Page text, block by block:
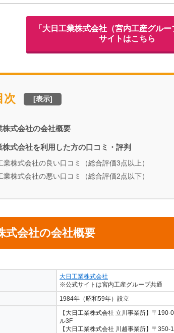
「大日工業株式会社（宮内工産グル
サイトはこちら
次 [表示]
株式会社の会社概要
株式会社を利用した方の口コミ・評判
業株式会社の良い口コミ（総合評価3点以上）
業株式会社の悪い口コミ（総合評価2点以下）
式会社の会社概要
大日工業株式会社
※公式サイトは宮内工産グループ共通
1984年（昭和59年）設立
【大日工業株式会社 立川事業所】〒
ル3F
【大日工業株式会社 川越事業所】〒